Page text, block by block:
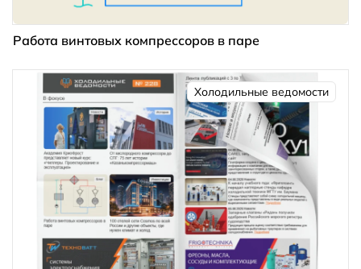
Работа винтовых компрессоров в паре
Холодильные ведомости